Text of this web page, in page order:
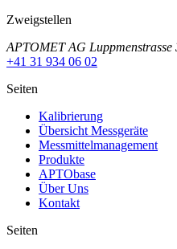
Zweigstellen
APTOMET AG
+41 31 934 06 02
Seiten
Kalibrierung
Übersicht Messgeräte
Messmittelmanagement
Produkte
APTObase
Über Uns
Kontakt
Seiten